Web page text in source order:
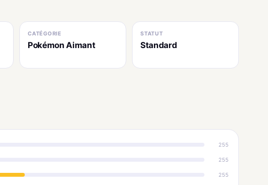
CATÉGORIE
Pokémon Aimant
STATUT
Standard
255
255
255